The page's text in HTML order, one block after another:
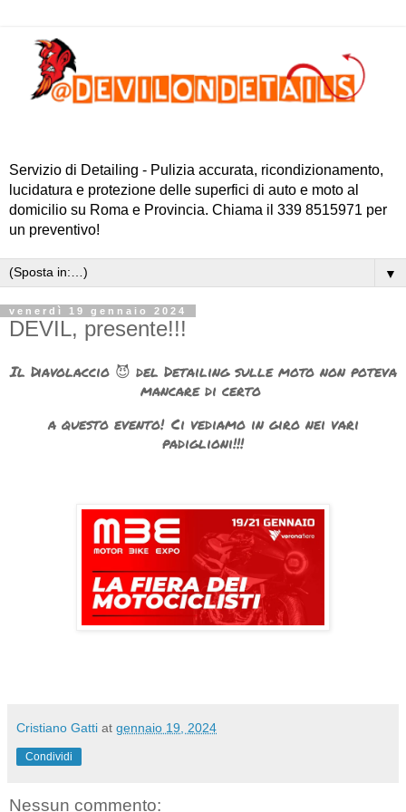
Servizio di Detailing - Pulizia accurata, ricondizionamento,
lucidatura e protezione delle superfici di auto e moto al
domicilio su Roma e Provincia. Chiama il 339 8515971 per
un preventivo!
▼
venerdì 19 gennaio 2024
DEVIL, presente!!!
Il Diavolaccio 😈 del Detailing sulle moto non poteva
mancare di certo
a questo evento! Ci vediamo in giro nei vari
padiglioni!!!
Cristiano Gatti at gennaio 19, 2024
Condividi
Nessun commento: